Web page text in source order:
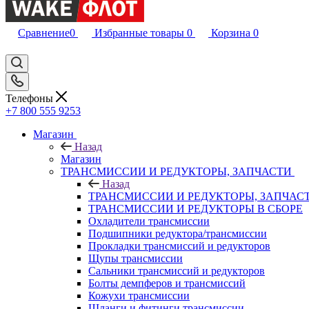
Сравнение0 Избранные товары 0 Корзина 0
Телефоны
+7 800 555 9253
Магазин
Назад
Магазин
ТРАНСМИССИИ И РЕДУКТОРЫ, ЗАПЧАСТИ
Назад
ТРАНСМИССИИ И РЕДУКТОРЫ,
ТРАНСМИССИИ И РЕДУКТОРЫ В СБОРЕ
Охладители трансмиссии
Подшипники редуктора/трансмиссии
Прокладки трансмиссий и редукторов
Щупы трансмиссии
Сальники трансмиссий и редукторов
Болты демпферов и трансмиссий
Кожухи трансмиссии